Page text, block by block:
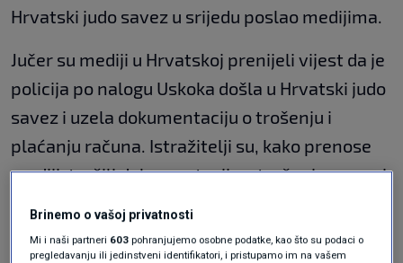
Hrvatski judo savez u srijedu poslao medijima.
Jučer su mediji u Hrvatskoj prenijeli vijest da je
policija po nalogu Uskoka došla u Hrvatski judo
savez i uzela dokumentaciju o trošenju i
plaćanju računa. Istražitelji su, kako prenose
mediji, tražili dokumentaciju o trošenju novca i
u HJS-u.
Brinemo o vašoj privatnosti
Mi i naši partneri 603 pohranjujemo osobne podatke, kao što su podaci o
pregledavanju ili jedinstveni identifikatori, i pristupamo im na vašem